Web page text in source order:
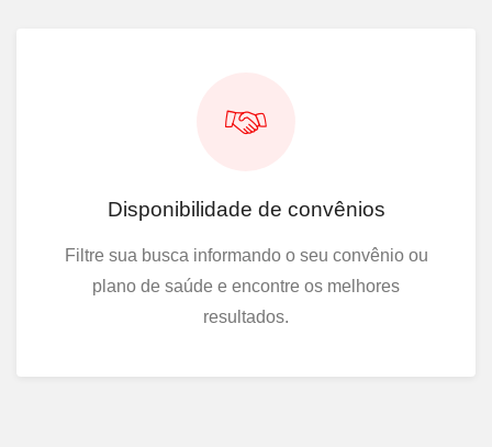
Disponibilidade de convênios
Filtre sua busca informando o seu convênio ou
plano de saúde e encontre os melhores
resultados.